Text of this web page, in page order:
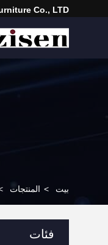
Co., LTD
بيت > المنتجات
فئات